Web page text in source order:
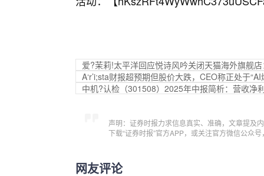
爱?茉莉!太平洋回应悦诗风吟关闭天猫海外旗舰
A‘r’i;sta财报超预期但股价大跌，CEO称正处于
中机?认检（301508）2025年中报简析：营收净
声明：证券时报力求信息真实、准确，文章提及
下载“证券时报”官方APP，或关注官方微信公众
网友评论